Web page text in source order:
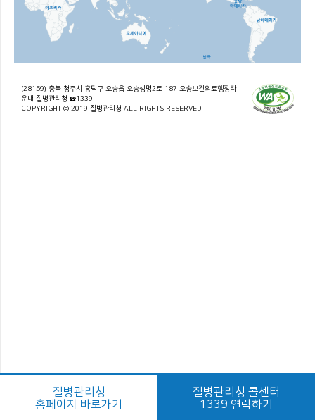
(28159) 충북 청주시 흥덕구 오송읍 오송생명2로 187 오송보건의료행정타
운내 질병관리청 ☎1339
COPYRIGHT © 2019 질병관리청 ALL RIGHTS RESERVED.
질병관리청
홈페이지 바로가기
질병관리청 콜센터
1339 연락하기